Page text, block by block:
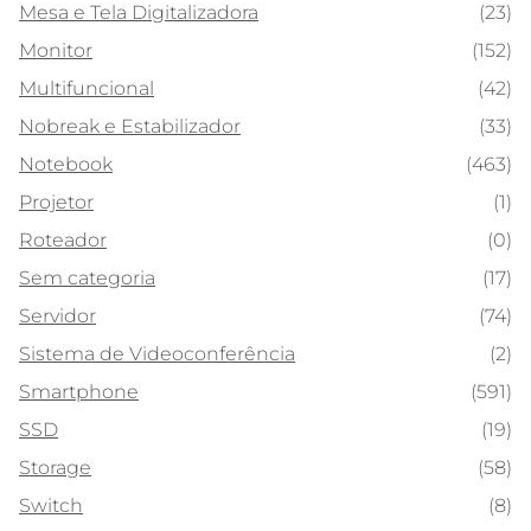
Mesa e Tela Digitalizadora
(23)
Monitor
(152)
Multifuncional
(42)
Nobreak e Estabilizador
(33)
Notebook
(463)
Projetor
(1)
Roteador
(0)
Sem categoria
(17)
Servidor
(74)
Sistema de Videoconferência
(2)
Smartphone
(591)
SSD
(19)
Storage
(58)
Switch
(8)